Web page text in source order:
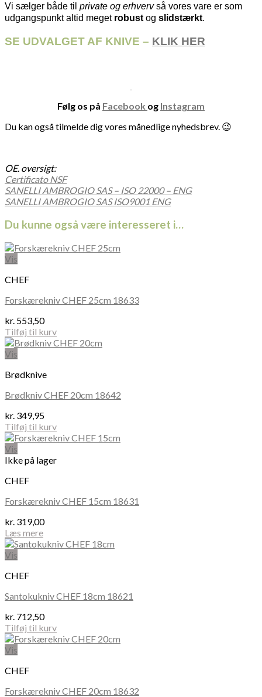
Vi sælger både til private og erhvervså vores vare er som
udgangspunkt altid meget robust og slidstærkt.
SE UDVALGET AF KNIVE – KLIK HER
Følg os på Facebook og Instagram
Du kan også tilmelde dig vores månedlige nyhedsbrev. 😉
OE. oversigt:
Certificato NSF
SANELLI AMBROGIO SAS – ISO 22000 – ENG
SANELLI AMBROGIO SAS ISO9001 ENG
Du kunne også være interesseret i…
Vis
CHEF
Forskærekniv CHEF 25cm 18633
kr. 553,50
Tilføj til kurv
Vis
Brødknive
Brødkniv CHEF 20cm 18642
kr. 349,95
Tilføj til kurv
Vis
Ikke på lager
CHEF
Forskærekniv CHEF 15cm 18631
kr. 319,00
Læs mere
Vis
CHEF
Santokukniv CHEF 18cm 18621
kr. 712,50
Tilføj til kurv
Vis
CHEF
Forskærekniv CHEF 20cm 18632